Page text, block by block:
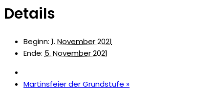
Details
Beginn: 1. November 2021
Ende: 5. November 2021
Martinsfeier der Grundstufe »